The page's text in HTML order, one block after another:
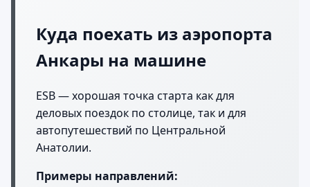
Куда поехать из аэропорта
Анкары на машине
ESB — хорошая точка старта как для
деловых поездок по столице, так и для
автопутешествий по Центральной
Анатолии.
Примеры направлений: